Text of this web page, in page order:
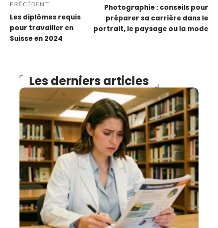
PRÉCÉDENT
Les diplômes requis
pour travailler en
Suisse en 2024
Photographie : conseils pour
préparer sa carrière dans le
portrait, le paysage ou la mode
Les derniers articles